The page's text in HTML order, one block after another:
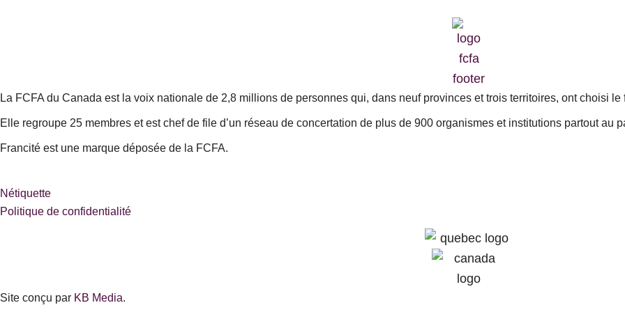
k
s
q
r
e
a
n
La FCFA du Canada est la voix nationale de 2,8 millions de personnes qui, dans neuf provinces et trois territoires, ont choisi le
Elle regroupe 25 membres et est chef de file d’un réseau de concertation de plus de 900 organismes et institutions partout au
Francité est une marque déposée de la FCFA.
Nétiquette
Politique de confidentialité
Site conçu par KB Media.